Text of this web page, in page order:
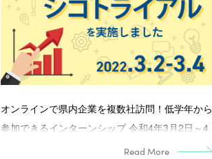
オンラインで県内企業を複数社訪問！低学年から
参加できるインターンシップ 令和4年3月2日～4
日にかけて、オンラインで複数の県内企業を訪問
Read More